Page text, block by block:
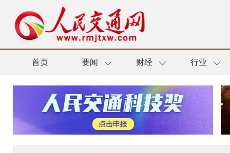
首页 要闻 财经 行业